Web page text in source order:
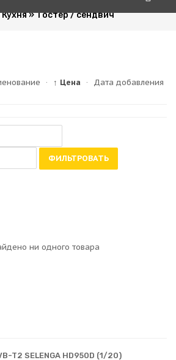
Кухня»Тостер / сендвич
· ↑ Цена · Дата добавления
ФИЛЬТРОВАТЬ
ни одного товара
T2 SELENGA HD950D (1/20)